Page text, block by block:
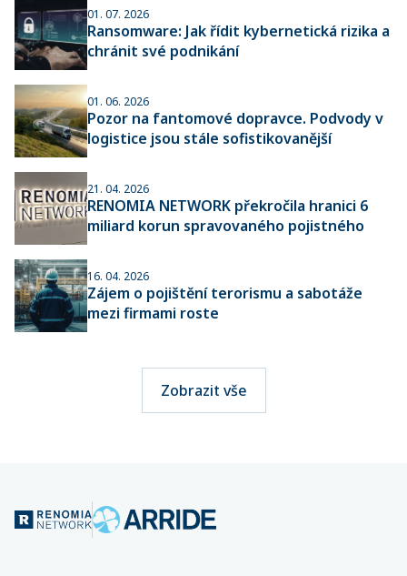
01. 07. 2026
Ransomware: Jak řídit kybernetická rizika a
chránit své podnikání
01. 06. 2026
Pozor na fantomové dopravce. Podvody v
logistice jsou stále sofistikovanější
21. 04. 2026
RENOMIA NETWORK překročila hranici 6
miliard korun spravovaného pojistného
16. 04. 2026
Zájem o pojištění terorismu a sabotáže
mezi firmami roste
Zobrazit vše